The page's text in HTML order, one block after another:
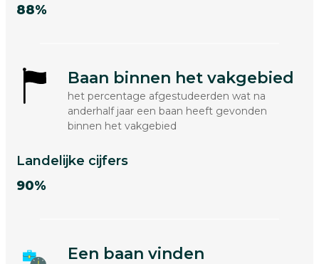
88%
Baan binnen het vakgebied
het percentage afgestudeerden wat na
anderhalf jaar een baan heeft gevonden
binnen het vakgebied
Landelijke cijfers
90%
Een baan vinden